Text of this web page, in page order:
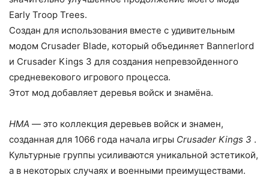
Early Troop Trees.
Создан для использования вместе с удивительным
модом Crusader Blade, который объединяет Bannerlord
и Crusader Kings 3 для создания непревзойденного
средневекового игрового процесса.
Этот мод добавляет деревья войск и знамёна.
HMA — это коллекция деревьев войск и знамен,
созданная для 1066 года начала игры Crusader Kings 3 .
Культурные группы усиливаются уникальной эстетикой,
а в некоторых случаях и военными преимуществами.